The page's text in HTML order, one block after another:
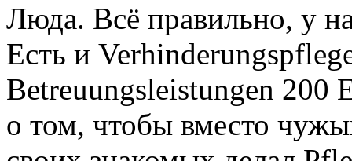
Люда. Всё правильно, у
Есть и
Betreuungsleistungen 200
о том, чтобы вместо